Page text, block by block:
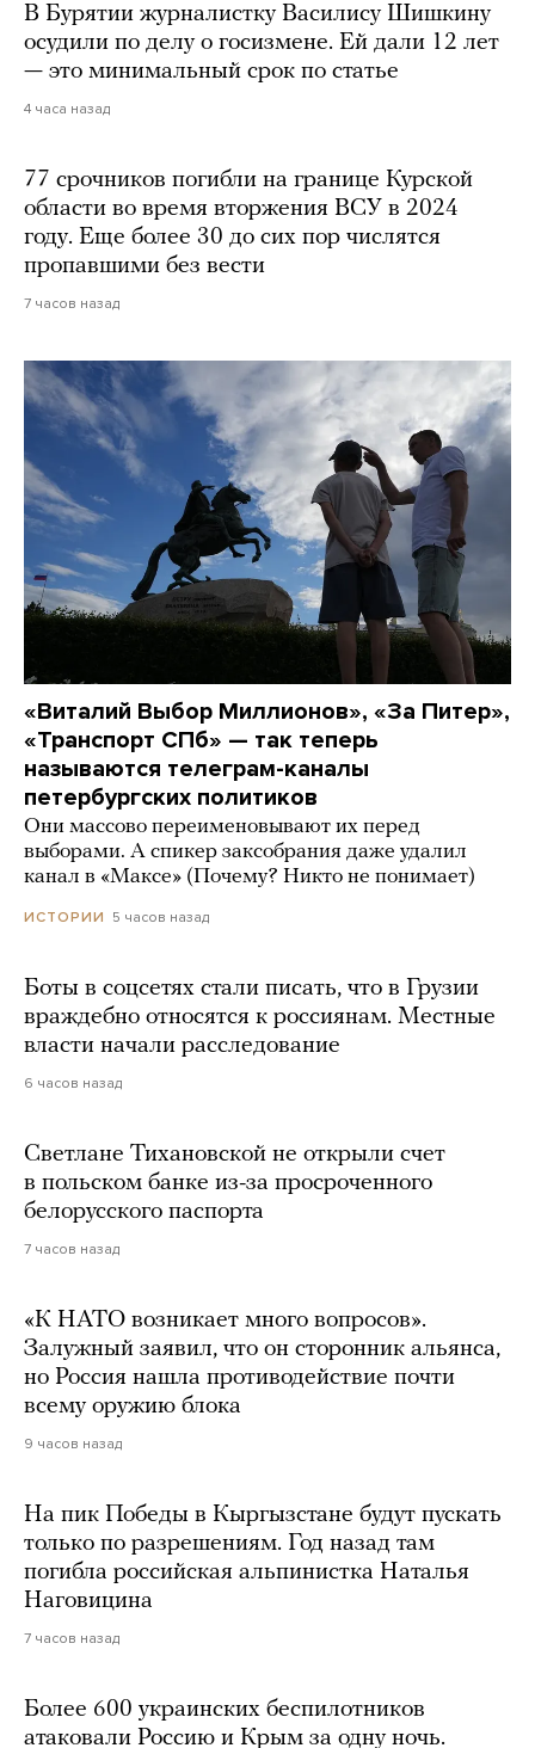
В Бурятии журналистку Василису Шишкину
осудили по делу о госизмене. Ей дали 12 лет
— это минимальный срок по статье
4 часа назад
77 срочников погибли на границе Курской
области во время вторжения ВСУ в 2024
году. Еще более 30 до сих пор числятся
пропавшими без вести
7 часов назад
«Виталий Выбор Миллионов», «За Питер»,
«Транспорт СПб» — так теперь
называются телеграм-каналы
петербургских политиков
Они массово переименовывают их перед
выборами. А спикер заксобрания даже удалил
канал в «Максе» (Почему? Никто не понимает)
ИСТОРИИ 5 часов назад
Боты в соцсетях стали писать, что в Грузии
враждебно относятся к россиянам. Местные
власти начали расследование
6 часов назад
Светлане Тихановской не открыли счет
в польском банке из-за просроченного
белорусского паспорта
7 часов назад
«К НАТО возникает много вопросов».
Залужный заявил, что он сторонник альянса,
но Россия нашла противодействие почти
всему оружию блока
9 часов назад
На пик Победы в Кыргызстане будут пускать
только по разрешениям. Год назад там
погибла российская альпинистка Наталья
Наговицина
7 часов назад
Более 600 украинских беспилотников
атаковали Россию и Крым за одну ночь.